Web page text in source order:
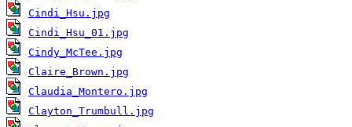
Cindi_Hsu.jpg
Cindi_Hsu_01.jpg
Cindy_McTee.jpg
Claire_Brown.jpg
Claudia_Montero.jpg
Clayton_Trumbull.jpg